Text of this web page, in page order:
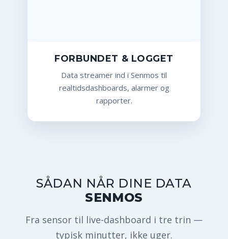
FORBUNDET & LOGGET
Data streamer ind i Senmos til
realtidsdashboards, alarmer og
rapporter.
SÅDAN NÅR DINE DATA
SENMOS
Fra sensor til live-dashboard i tre trin —
typisk minutter, ikke uger.